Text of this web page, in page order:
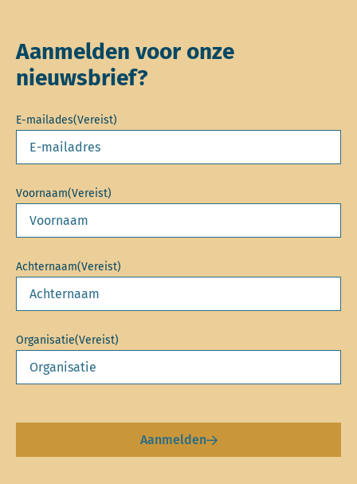
Aanmelden voor onze
nieuwsbrief?
E-mailades(Vereist)
Voornaam(Vereist)
Achternaam(Vereist)
Organisatie(Vereist)
Aanmelden